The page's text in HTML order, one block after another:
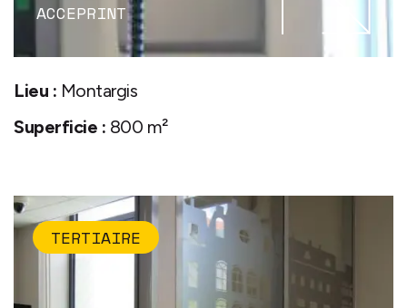
ACCEPRINT
Lieu : Montargis
Superficie : 800 m²
TERTIAIRE